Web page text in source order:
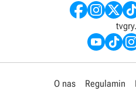
O nas Regulamin